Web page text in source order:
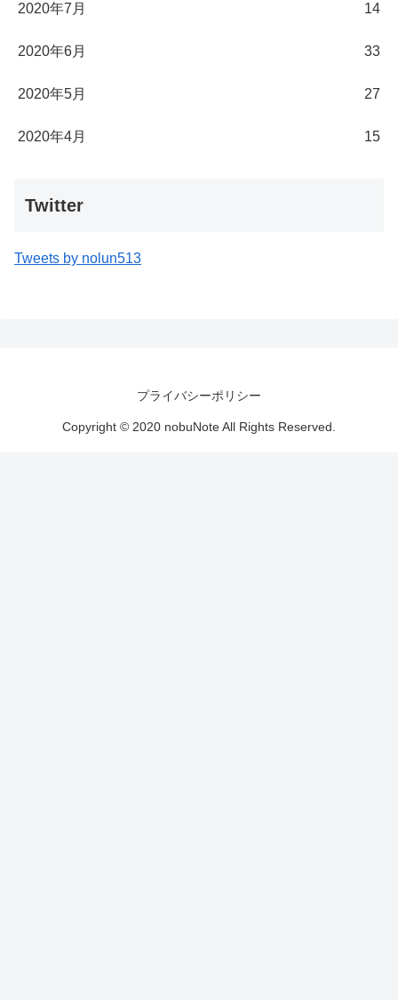
2020年7月 14
2020年6月 33
2020年5月 27
2020年4月 15
Twitter
Tweets by nolun513
プライバシーポリシー
Copyright © 2020 nobuNote All Rights Reserved.